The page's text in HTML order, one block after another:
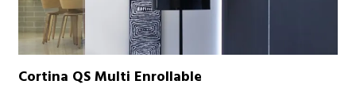
Cortina QS Multi Enrollable